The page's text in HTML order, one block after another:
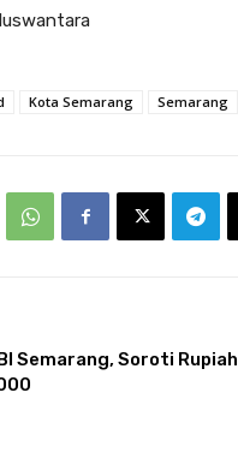
Kota Semarang Semarang
Semarang, Soroti Rupiah